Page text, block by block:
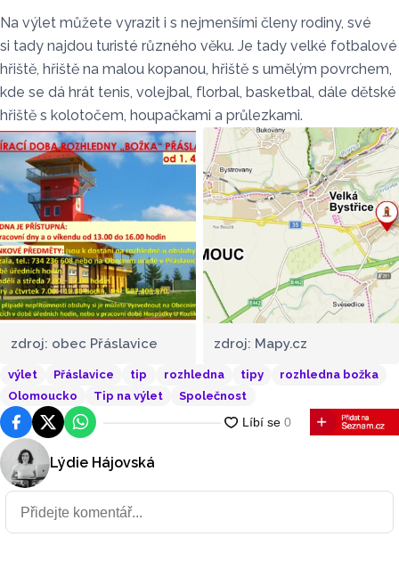
Na výlet můžete vyrazit i s nejmenšími členy rodiny, své
si tady najdou turisté různého věku. Je tady velké fotbalové
hřiště, hřiště na malou kopanou, hřiště s umělým povrchem,
kde se dá hrát tenis, volejbal, florbal, basketbal, dále dětské
hřiště s kolotočem, houpačkami a průlezkami.
zdroj: obec Přáslavice zdroj: Mapy.cz
výlet Přáslavice tip rozhledna tipy
rozhledna božka
Olomoucko
Tip na výlet Společnost
FacebookPlatforma X
WhatsApp
Lýdie Hájovská